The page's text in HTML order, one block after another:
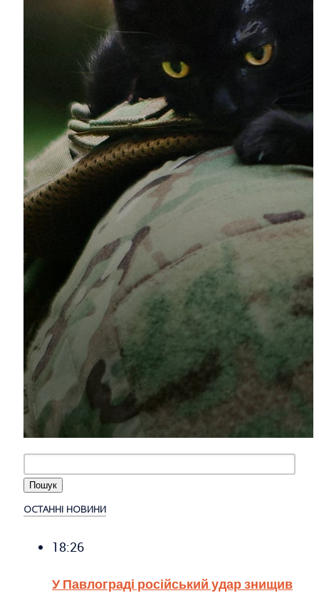
ОСТАННІ НОВИНИ
18:26
У Павлограді російський удар знищив